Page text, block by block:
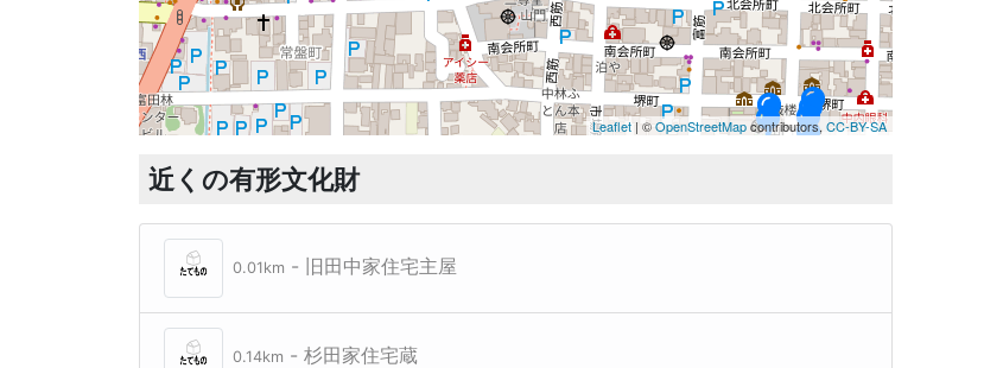
富田林興正寺別院
Leaflet | ©OpenStreetMapcontributors, CC-BY-SA
近くの有形文化財
0.01km - 旧田中家住宅主屋
0.14km - 杉田家住宅蔵